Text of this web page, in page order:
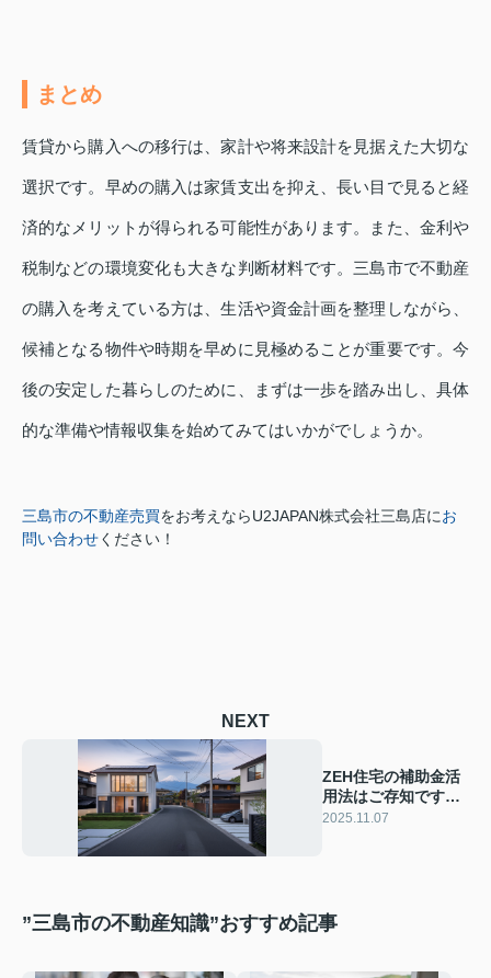
まとめ
賃貸から購入への移行は、家計や将来設計を見据えた大切な
選択です。早めの購入は家賃支出を抑え、長い目で見ると経
済的なメリットが得られる可能性があります。また、金利や
税制などの環境変化も大きな判断材料です。三島市で不動産
の購入を考えている方は、生活や資金計画を整理しながら、
候補となる物件や時期を早めに見極めることが重要です。今
後の安定した暮らしのために、まずは一歩を踏み出し、具体
的な準備や情報収集を始めてみてはいかがでしょうか。
三島市の不動産売買をお考えならU2JAPAN株式会社三島店にお
問い合わせください！
NEXT
ZEH住宅の補助金活
用法はご存知です
か 三島市で利用で
2025.11.07
”三島市の不動産知識”おすすめ記事